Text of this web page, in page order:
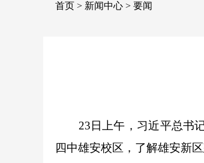
首页 > 新闻中心 > 要闻
23日上午，习近平总书记
四中雄安校区，了解雄安新